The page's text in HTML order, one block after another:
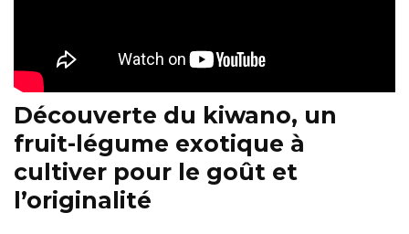
Découverte du kiwano, un
fruit-légume exotique à
cultiver pour le goût et
l’originalité